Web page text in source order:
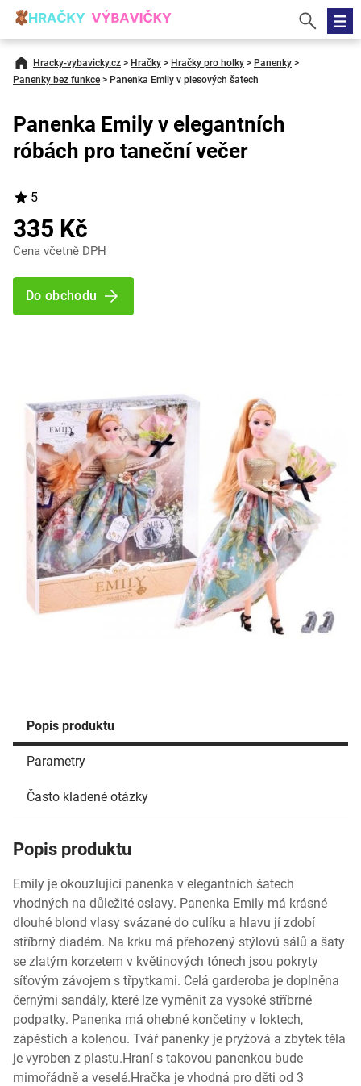
Hracky-vybavicky.cz > Hračky > Hračky pro holky > Panenky >
Panenky bez funkce > Panenka Emily v plesových šatech
Popis produktu
Parametry
Často kladené otázky
Popis produktu
Emily je okouzlující panenka v elegantních šatech
vhodných na důležité oslavy. Panenka Emily má krásné
dlouhé blond vlasy svázané do culíku a hlavu jí zdobí
stříbrný diadém. Na krku má přehozený stýlovú sálů a šaty
se zlatým korzetem v květinových tónech jsou pokryty
síťovým závojem s třpytkami. Celá garderoba je doplněna
černými sandály, které lze vyměnit za vysoké stříbrné
podpatky. Panenka má ohebné končetiny v loktech,
zápěstích a kolenou. Tvář panenky je pryžová a zbytek těla
je vyroben z plastu.Hraní s takovou panenkou bude
mimořádně a veselé.Hračka je vhodná pro děti od 3
Panenka Emily v elegantních
róbách pro taneční večer
5
335 Kč
Cena včetně DPH
Do obchodu